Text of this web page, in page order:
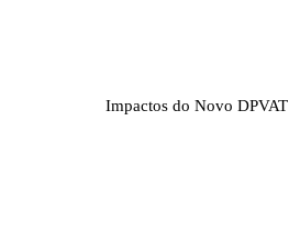
Impactos do Novo DPVAT